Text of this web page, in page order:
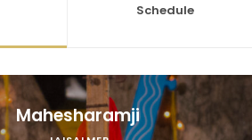
Schedule
Mahesharamji